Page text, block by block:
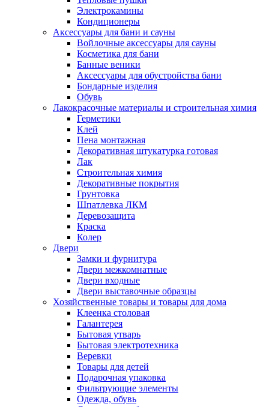
Электрокамины
Кондиционеры
Аксессуары для бани и сауны
Войлочные аксессуары для сауны
Косметика для бани
Банные веники
Аксессуары для обустройства бани
Бондарные изделия
Обувь
Лакокрасочные материалы и строительная химия
Герметики
Клей
Пена монтажная
Декоративная штукатурка готовая
Лак
Строительная химия
Декоративные покрытия
Грунтовка
Шпатлевка ЛКМ
Деревозащита
Краска
Колер
Двери
Замки и фурнитура
Двери межкомнатные
Двери входные
Двери выставочные образцы
Хозяйственные товары и товары для дома
Клеенка столовая
Галантерея
Бытовая утварь
Бытовая электротехника
Веревки
Товары для детей
Подарочная упаковка
Фильтрующие элементы
Одежда, обувь